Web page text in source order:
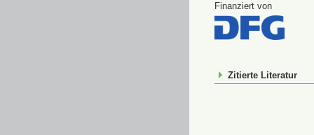
Finanziert von
Zitierte Literatur